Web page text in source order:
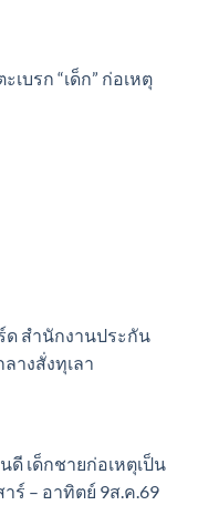
บรก “เด็ก” ก่อเหตุ
ด สำนักงานประกัน
างสั่งทุเลา
ดี เด็กชายก่อเหตุเป็น
ร์ – อาทิตย์ 9ส.ค.69